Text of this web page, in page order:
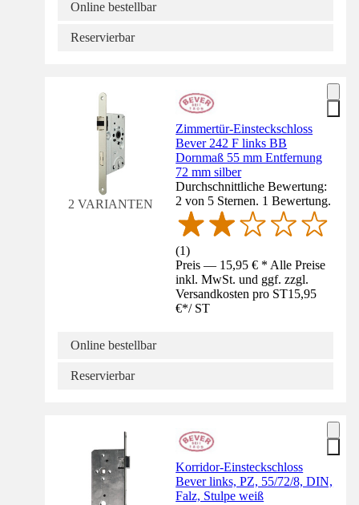
Online bestellbar
Reservierbar
2 VARIANTEN
Zimmertür-Einsteckschloss
Bever 242 F links BB
Dornmaß 55 mm Entfernung
72 mm silber
Durchschnittliche Bewertung:
2 von 5 Sternen. 1 Bewertung.
(1)
Preis — 15,95 € * Alle Preise
inkl. MwSt. und ggf. zzgl.
Versandkosten pro ST15,95
€*/ ST
Online bestellbar
Reservierbar
Korridor-Einsteckschloss
Bever links, PZ, 55/72/8, DIN,
Falz, Stulpe weiß